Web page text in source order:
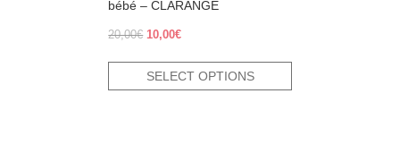
bébé – CLARANGE
20,00€ Original
20,00€.
10,00€Current
10,00€.
SELECT OPTIONS